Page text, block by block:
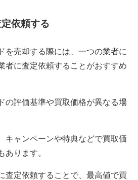
依頼する
を売却する際には、一つの業者に
者に査定依頼することがおすすめ
の評価基準や買取価格が異なる場
キャンペーンや特典などで買取価
あります。
査定依頼することで、最高値で買